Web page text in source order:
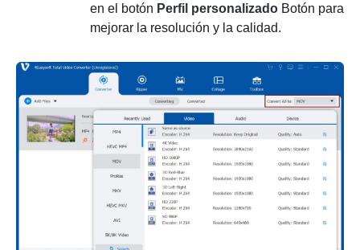
en el botón Perfil personalizado Botón para
mejorar la resolución y la calidad.